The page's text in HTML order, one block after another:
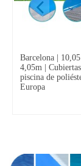
Barcelona |
4,05m | Cubiertas
piscina de
Europa